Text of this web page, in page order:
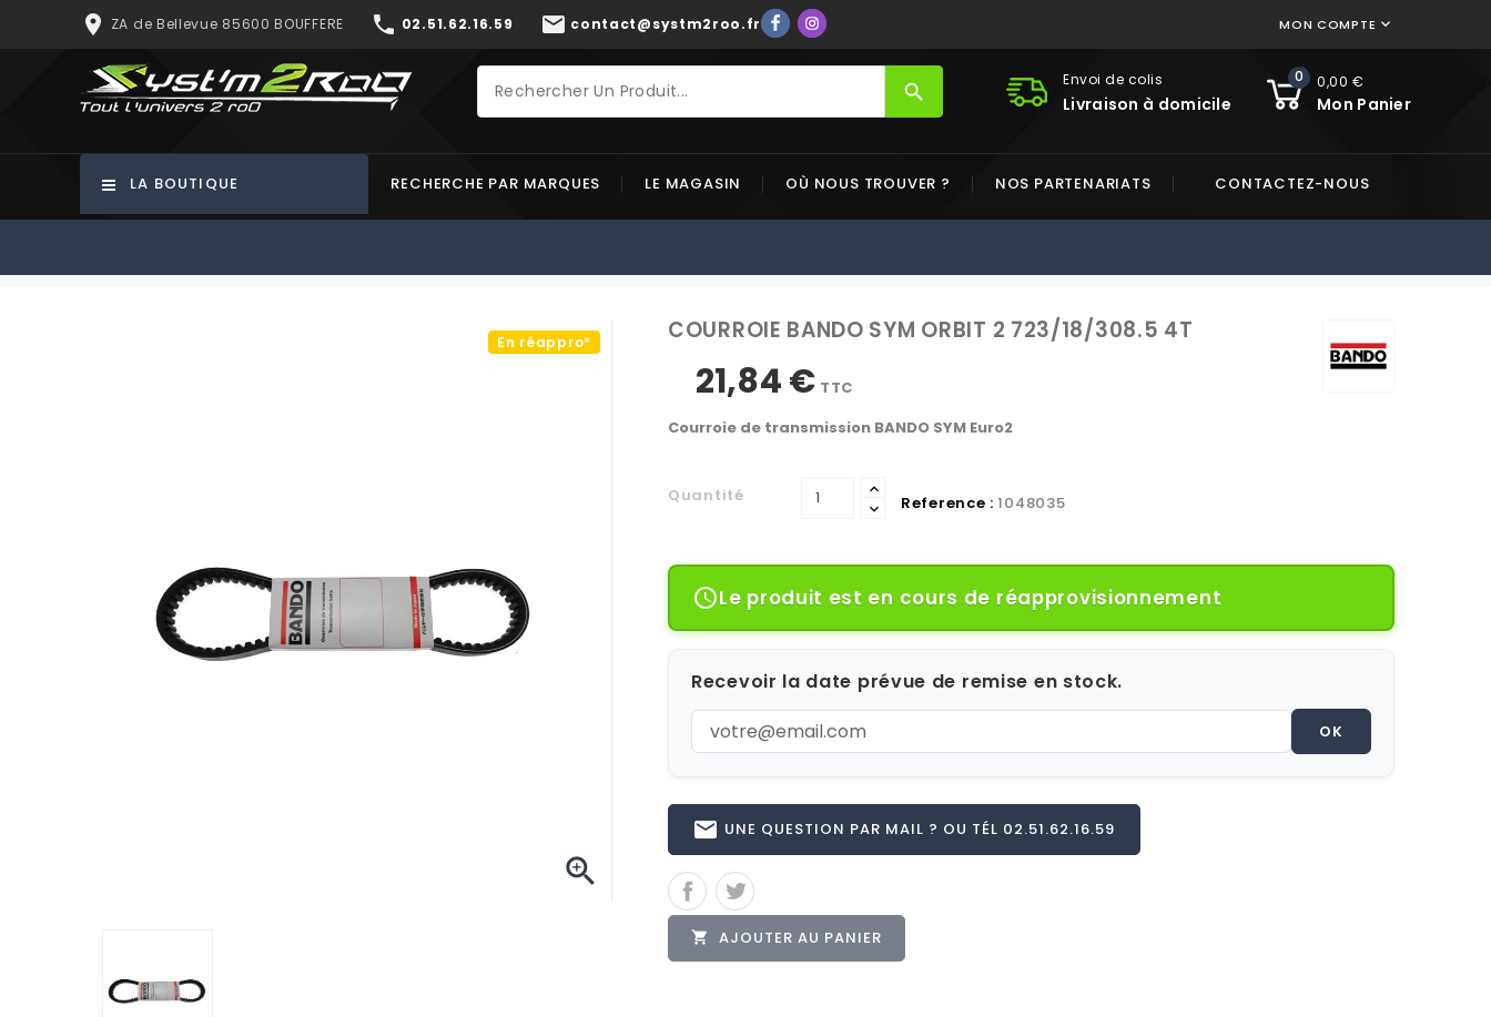
place ZA de Bellevue 85600 BOUFFERE phone 02.51.62.16.59 mail contact@systm2roo.fr MON COMPTE 
0 0,00 €
Mon Panier
Envoi de colis
Livraison à domicile
search
LA BOUTIQUE RECHERCHE PAR MARQUES LE MAGASIN OÙ NOUS TROUVER ? NOS PARTENARIATS CONTACTEZ-NOUS
En réappro*

COURROIE BANDO SYM ORBIT 2 723/18/308.5 4T
21,84 € TTC
Courroie de transmission BANDO SYM Euro2
Quantité Reference : 1048035
Le produit est en cours de réapprovisionnement
Recevoir la date prévue de remise en stock.
OK
email UNE QUESTION PAR MAIL ? OU TÉL 02.51.62.16.59
 AJOUTER AU PANIER